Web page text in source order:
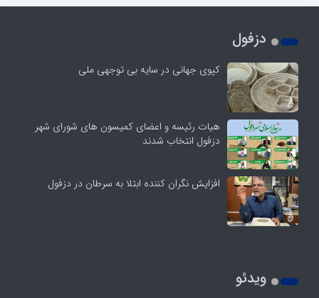
دزفول
کپوی جهانی در سایه بی توجهی ملی
هیات رئیسه و اعضای کمیسون های شورای شهر
دزفول انتخاب شدند
افزایش نگران کننده ابتلا به سرطان در دزفول
ویدئو